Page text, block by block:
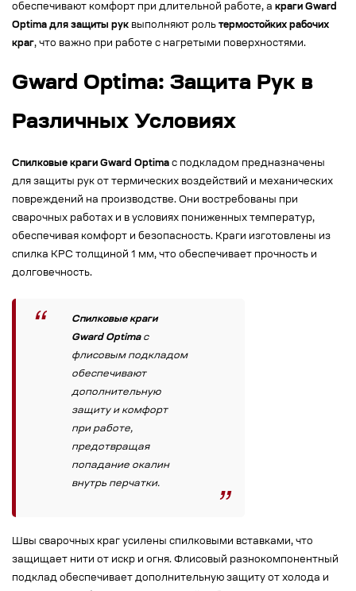
обеспечивают комфорт при длительной работе, а краги Gward
Optima для защиты рук выполняют роль термостойких рабочих
краг, что важно при работе с нагретыми поверхностями.
Gward Optima: Защита Рук в
Различных Условиях
Спилковые краги Gward Optima с подкладом предназначены
для защиты рук от термических воздействий и механических
повреждений на производстве. Они востребованы при
сварочных работах и в условиях пониженных температур,
обеспечивая комфорт и безопасность. Краги изготовлены из
спилка КРС толщиной 1 мм, что обеспечивает прочность и
долговечность.
Спилковые краги
Gward Optimaс
флисовым подкладом
обеспечивают
дополнительную
защиту и комфорт
при работе,
предотвращая
попадание окалин
внутрь перчатки.
Швы сварочных краг усилены спилковыми вставками, что
защищает нити от искр и огня. Флисовый разнокомпонентный
подклад обеспечивает дополнительную защиту от холода и